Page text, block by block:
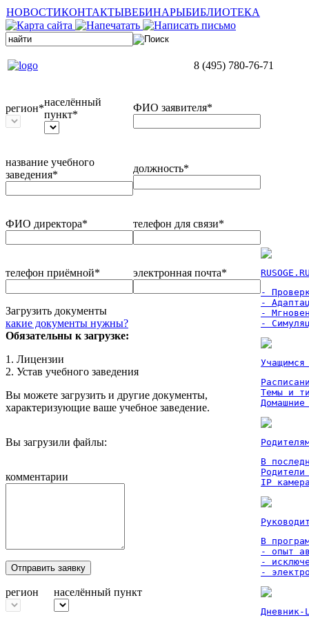
НОВОСТИКОНТАКТЫВЕБИНАРЫБИБЛИОТЕКА
8 (495) 780-76-71
регион*
населённый
пункт*
ФИО заявителя*
название учебного
заведения*
должность*
ФИО директора* телефон для связи*
телефон приёмной* электронная почта*
Загрузить документы
какие документы нужны?
Обязательны к загрузке:
1. Лицензии
2. Устав учебного заведения
Вы можете загрузить и другие документы,
характеризующие ваше учебное заведение.
Вы загрузили файлы:
комментарии
Отправить заявку
регион населённый пункт
-
-
-
-
Темы и
Домашние
В
IP
В
- опыт
-
-
Дневник-